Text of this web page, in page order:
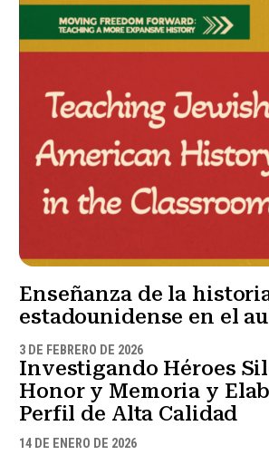
Enseñanza de la
estadounidense en el
3 DE FEBRERO DE 2026
Investigando Héroes
Honor y Memoria y
Perfil de Alta Calidad
14 DE ENERO DE 2026